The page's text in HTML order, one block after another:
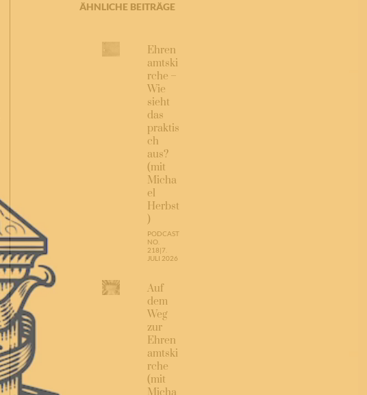
ÄHNLICHE BEITRÄGE
Ehren
amtski
rche –
Wie
sieht
das
praktis
ch
aus?
(mit
Micha
el
Herbst
)
PODCAST
NO.
218|7.
JULI 2026
Auf
dem
Weg
zur
Ehren
amtski
rche
(mit
Micha